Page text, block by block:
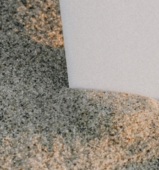
Indicatie voor
Acuut
Stabilisatie
(Rest)instabiliteit
Secundaire
Maatvoering Push